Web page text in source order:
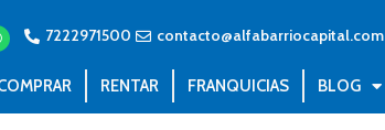
7222971500 contacto@alfabarriocapital.com
RENTAR FRANQUICIAS BLOG